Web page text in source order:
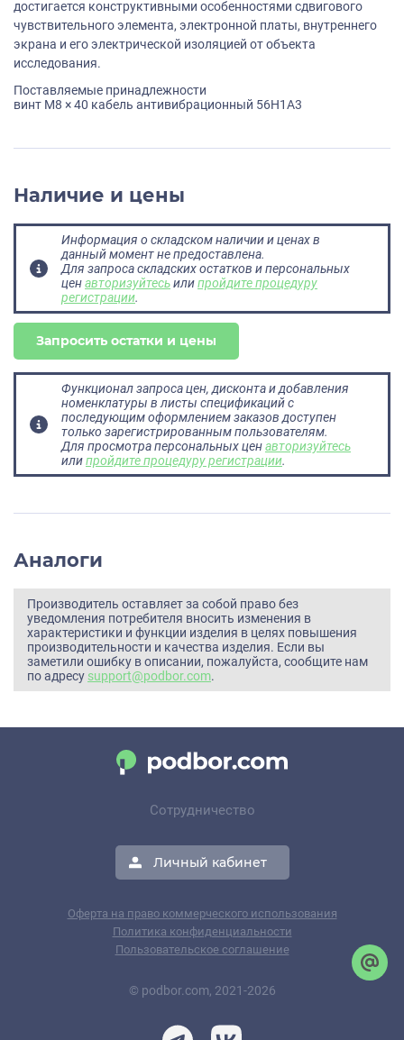
достигается конструктивными особенностями сдвигового
чувствительного элемента, электронной платы, внутреннего
экрана и его электрической изоляцией от объекта
исследования.
Поставляемые принадлежности
винт M8 × 40 кабель антивибрационный 56H1A3
Наличие и цены
Информация о складском наличии и ценах в
данный момент не предоставлена.
Для запроса складских остатков и персональных
ценавторизуйтесьилипройдите процедуру
регистрации.
Запросить остатки и цены
Функционал запроса цен, дисконта и добавления
номенклатуры в листы спецификаций с
последующим оформлением заказов доступен
только зарегистрированным пользователям.
Для просмотра персональных ценавторизуйтесь
илипройдите процедуру регистрации.
Аналоги
Производитель оставляет за собой право без
уведомления потребителя вносить изменения в
характеристики и функции изделия в целях повышения
производительности и качества изделия. Если вы
заметили ошибку в описании, пожалуйста, сообщите нам
по адресу support@podbor.com.
Сотрудничество
Личный кабинет
Оферта на право коммерческого использования
Политика конфиденциальности
Пользовательское соглашение
© podbor.com, 2021-2026